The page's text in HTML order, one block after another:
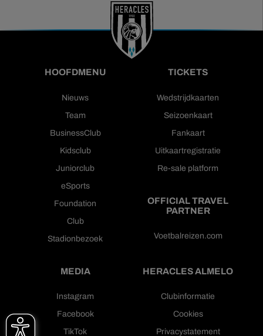
HOOFDMENU
Nieuws
Team
BusinessClub
Kidsclub
Juniorclub
eSports
Foundation
Club
Stadionbezoek
TICKETS
Wedstrijdkaarten
Seizoenkaart
Fankaart
Uitkaartregistratie
Re-sale platform
OFFICIAL TRAVEL
PARTNER
Voetbalreizen.com
MEDIA
Instagram
Facebook
TikTok
HERACLES ALMELO
Clubinformatie
Cookies
Privacystatement